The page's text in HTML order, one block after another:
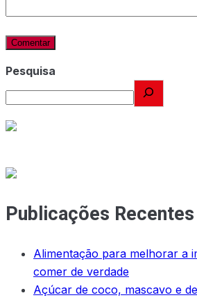
Pesquisa
Publicações Recentes
Alimentação para melhorar a
comer de verdade
Açúcar de coco, mascavo e